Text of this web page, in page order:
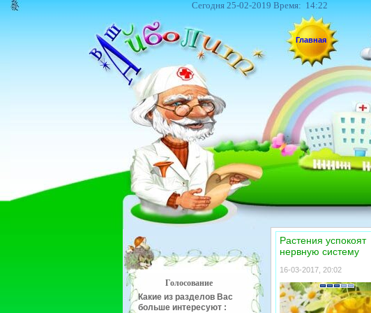
Сегодня 25-02-2019 Время: 14:22
Главная
Растения успокоят
нервную систему
16-03-2017, 20:02
Голосование
Какие из разделов Вас
больше интересуют :